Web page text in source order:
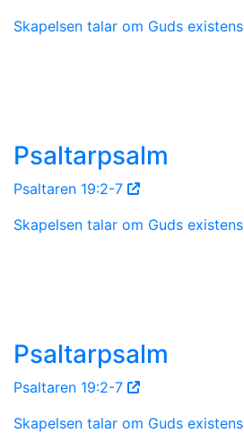
Skapelsen talar om Guds existens
Psaltarpsalm
Psaltaren 19:2-7
Skapelsen talar om Guds existens
Psaltarpsalm
Psaltaren 19:2-7
Skapelsen talar om Guds existens